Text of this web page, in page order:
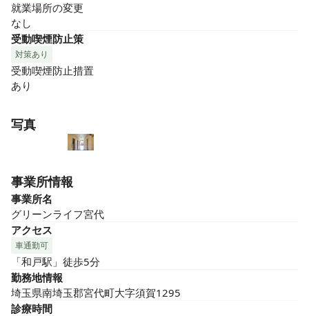
就業場所の変更
なし
受動喫煙防止策
対策あり
受動喫煙防止措置
あり
写真
事業所情報
事業所名
グリーンライフ宮代
アクセス
車通勤可
「和戸駅」徒歩5分
勤務地情報
埼玉県南埼玉郡宮代町大字須賀1295
診療時間